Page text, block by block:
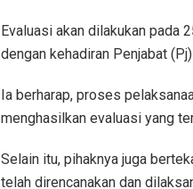
Evaluasi akan dilakukan pada
dengan kehadiran Penjabat
Ia berharap, proses
menghasilkan evaluasi yang
Selain itu, pihaknya juga
telah direncanakan dan